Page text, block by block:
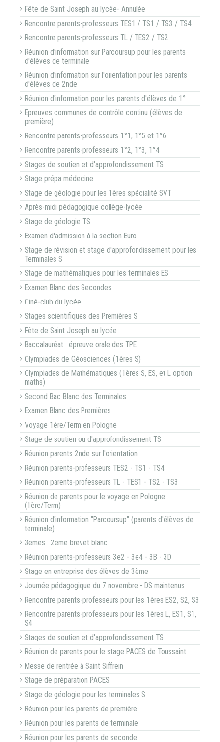
Fête de Saint Joseph au lycée- Annulée
Rencontre parents-professeurs TES1 / TS1 / TS3 / TS4
Rencontre parents-professeurs TL / TES2 / TS2
Réunion d'information sur Parcoursup pour les parents
d'élèves de terminale
Réunion d'information sur l'orientation pour les parents
d'élèves de 2nde
Réunion d'information pour les parents d'élèves de 1°
Epreuves communes de contrôle continu (élèves de
première)
Rencontre parents-professeurs 1°1, 1°5 et 1°6
Rencontre parents-professeurs 1°2, 1°3, 1°4
Stages de soutien et d'approfondissement TS
Stage prépa médecine
Stage de géologie pour les 1ères spécialité SVT
Après-midi pédagogique collège-lycée
Stage de géologie TS
Examen d'admission à la section Euro
Stage de révision et stage d'approfondissement pour les
Terminales S
Stage de mathématiques pour les terminales ES
Examen Blanc des Secondes
Ciné-club du lycée
Stages scientifiques des Premières S
Fête de Saint Joseph au lycée
Baccalauréat : épreuve orale des TPE
Olympiades de Géosciences (1ères S)
Olympiades de Mathématiques (1ères S, ES, et L option
maths)
Second Bac Blanc des Terminales
Examen Blanc des Premières
Voyage 1ère/Term en Pologne
Stage de soutien ou d'approfondissement TS
Réunion parents 2nde sur l'orientation
Réunion parents-professeurs TES2 - TS1 - TS4
Réunion parents-professeurs TL - TES1 - TS2 - TS3
Réunion de parents pour le voyage en Pologne
(1ère/Term)
Réunion d'information "Parcoursup" (parents d'élèves de
terminale)
3èmes : 2ème brevet blanc
Réunion parents-professeurs 3e2 - 3e4 - 3B - 3D
Stage en entreprise des élèves de 3ème
Journée pédagogique du 7 novembre - DS maintenus
Rencontre parents-professeurs pour les 1ères ES2, S2, S3
Rencontre parents-professeurs pour les 1ères L, ES1, S1,
S4
Stages de soutien et d'approfondissement TS
Réunion de parents pour le stage PACES de Toussaint
Messe de rentrée à Saint Siffrein
Stage de préparation PACES
Stage de géologie pour les terminales S
Réunion pour les parents de première
Réunion pour les parents de terminale
Réunion pour les parents de seconde